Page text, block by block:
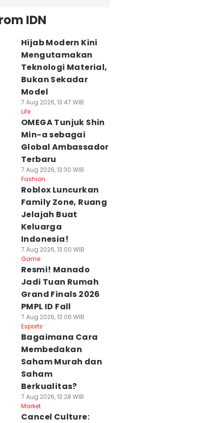
IDN
Hijab Modern Kini
Mengutamakan
Teknologi Material,
Bukan Sekadar
Model
7 Aug 2026, 13:47 WIB
Life
OMEGA Tunjuk Shin
Min-a sebagai
Global Ambassador
Terbaru
7 Aug 2026, 13:30 WIB
Fashion
Roblox Luncurkan
Family Zone, Ruang
Jelajah Buat
Keluarga
Indonesia!
7 Aug 2026, 13:00 WIB
Game
Resmi! Manado
Jadi Tuan Rumah
Grand Finals 2026
PMPL ID Fall
7 Aug 2026, 13:06 WIB
Esports
Bagaimana Cara
Membedakan
Saham Murah dan
Saham
Berkualitas?
7 Aug 2026, 13:28 WIB
Market
Cancel Culture: